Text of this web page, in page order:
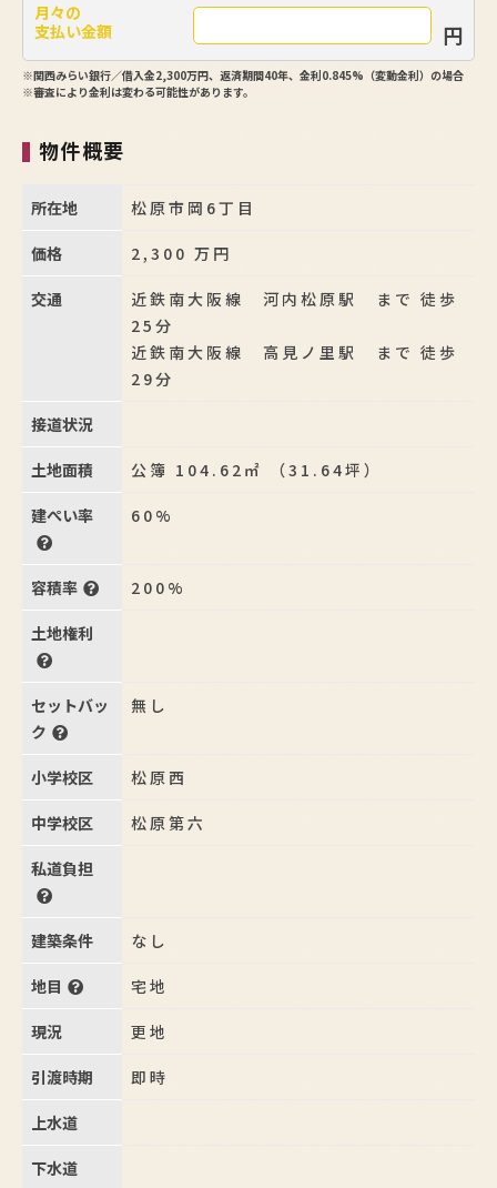
月々の
支払い金額
円
※関西みらい銀行／借入金2,300万円、返済期間40年、金利0.845%（変動金利）の場合
※審査により金利は変わる可能性があります。
物件概要
所在地 松原市岡6丁目
価格 2,300 万円
交通
近鉄南大阪線 河内松原駅 まで 徒歩
25分
近鉄南大阪線 高見ノ里駅 まで 徒歩
29分
接道状況
土地面積 公簿 104.62㎡ （31.64坪）
建ぺい率 60%
容積率 200%
土地権利
セットバッ
ク
無し
小学校区 松原西
中学校区 松原第六
私道負担
建築条件 なし
地目 宅地
現況 更地
引渡時期 即時
上水道
下水道